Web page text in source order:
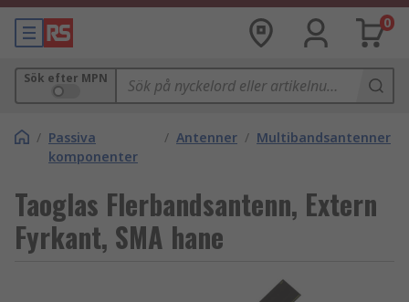
0
Sök efter MPN
/ Passiva
komponenter
/ Antenner / Multibandsantenner
Taoglas Flerbandsantenn, Extern
Fyrkant, SMA hane